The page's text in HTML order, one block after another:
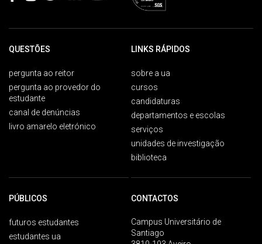
QUESTÕES
pergunta ao reitor
pergunta ao provedor do
estudante
canal de denúncias
livro amarelo eletrónico
LINKS RÁPIDOS
sobre a ua
cursos
candidaturas
departamentos e escolas
serviços
unidades de investigação
biblioteca
PÚBLICOS
futuros estudantes
estudantes ua
CONTACTOS
Campus Universitário de
Santiago